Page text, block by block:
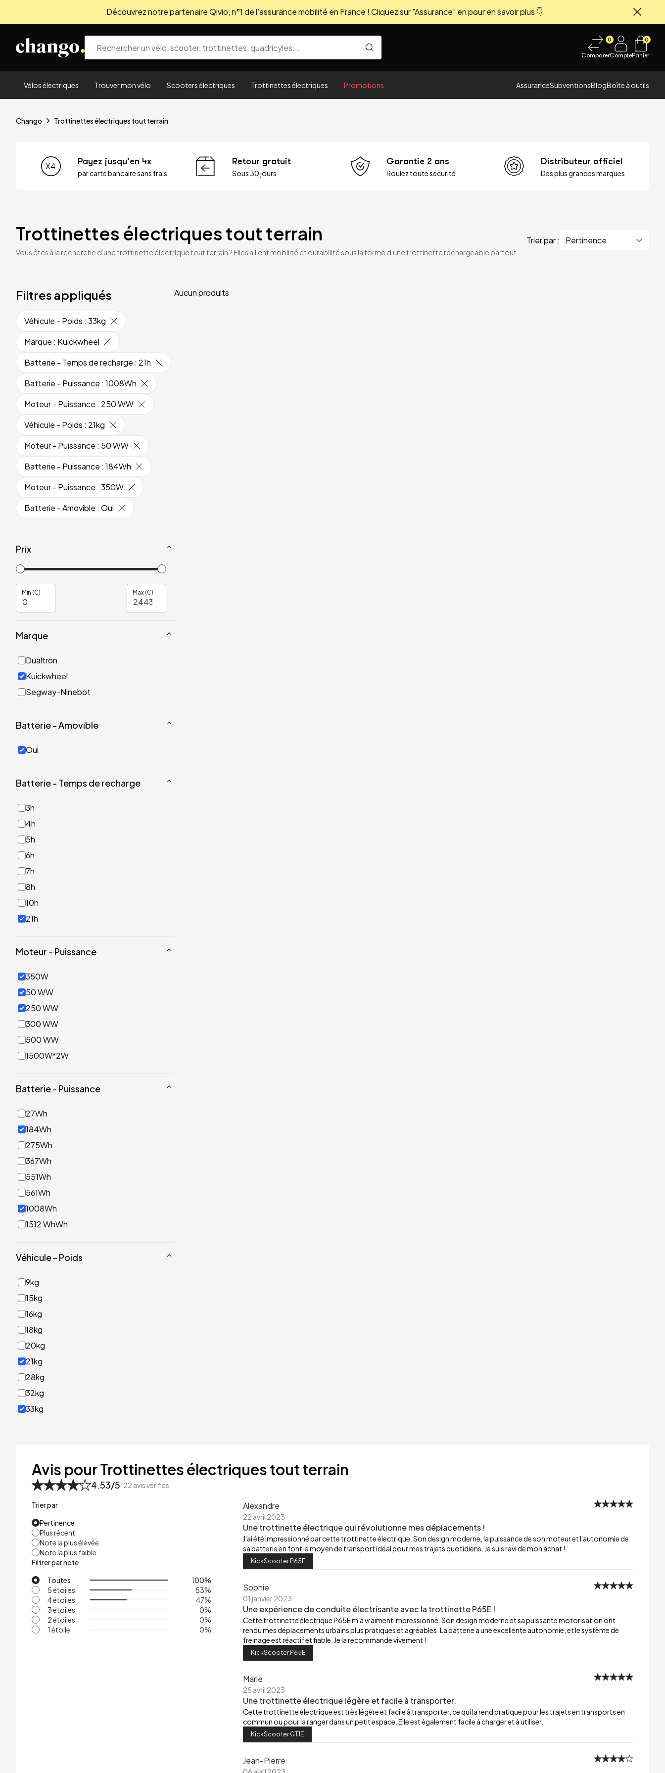
Découvrez notre partenaire Qivio, n°1 de l'assurance mobilité en France ! Cliquez sur "Assurance" en pour en savoir plus 👇
0
ComparerCompte
0
Panier
Vélos électriques Trouver mon vélo Scooters électriques Trottinettes électriques Promotions AssuranceSubventionsBlogBoîte à outils
Chango Trottinettes électriques tout terrain
Payez jusqu'en 4x
par carte bancaire sans frais
Retour gratuit
Sous 30 jours
Garantie 2 ans
Roulez toute sécurité
Distributeur officiel
Des plus grandes marques
Trottinettes électriques tout terrain
Vous êtes à la recherche d’une trottinette électrique tout terrain ? Elles allient mobilité et durabilité sous la forme d’une trottinette rechargeable partout.
Trier par :
Filtres appliqués
Véhicule - Poids : 33kg
Marque : Kuickwheel
Batterie - Temps de recharge : 21h
Batterie - Puissance : 1008Wh
Moteur - Puissance : 250 WW
Véhicule - Poids : 21kg
Moteur - Puissance : 50 WW
Batterie - Puissance : 184Wh
Moteur - Puissance : 350W
Batterie - Amovible : Oui
Prix
Min (€) Max (€)
Marque
Dualtron
Kuickwheel
Segway-Ninebot
Batterie - Amovible
Oui
Batterie - Temps de recharge
3h
4h
5h
6h
7h
8h
10h
21h
Moteur - Puissance
350W
50 WW
250 WW
300 WW
500 WW
1500W*2W
Batterie - Puissance
27Wh
184Wh
275Wh
367Wh
551Wh
561Wh
1008Wh
1512 WhWh
Véhicule - Poids
9kg
15kg
16kg
18kg
20kg
21kg
28kg
32kg
33kg
53kg
Aucun produits
Avis pour Trottinettes électriques tout terrain
4.53/5122 avis vérifiés
Trier par
Pertinence
Plus récent
Note la plus élevée
Note la plus faible
Filtrer par note
Toutes
100%
5 étoiles
53%
4 étoiles
47%
3 étoiles
0%
2 étoiles
0%
1 étoile
0%
Alexandre
22 avril 2023
Une trottinette électrique qui révolutionne mes déplacements !
J'ai été impressionné par cette trottinette électrique. Son design moderne, la puissance de son moteur et l'autonomie de
sa batterie en font le moyen de transport idéal pour mes trajets quotidiens. Je suis ravi de mon achat !
KickScooter P65E
Sophie
01 janvier 2023
Une expérience de conduite électrisante avec la trottinette P65E !
Cette trottinette électrique P65E m'a vraiment impressionné. Son design moderne et sa puissante motorisation ont
rendu mes déplacements urbains plus pratiques et agréables. La batterie a une excellente autonomie, et le système de
freinage est réactif et fiable. Je la recommande vivement !
KickScooter P65E
Marie
25 avril 2023
Une trottinette électrique légère et facile à transporter.
Cette trottinette électrique est très légère et facile à transporter, ce qui la rend pratique pour les trajets en transports en
commun ou pour la ranger dans un petit espace. Elle est également facile à charger et à utiliser.
KickScooter GT1E
Jean-Pierre